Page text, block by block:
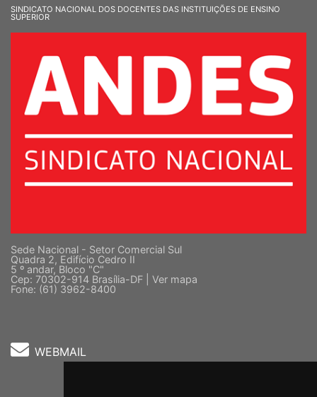
SINDICATO NACIONAL DOS DOCENTES DAS INSTITUIÇÕES DE ENSINO
SUPERIOR
Sede Nacional - Setor Comercial Sul
Quadra 2, Edifício Cedro II
5 º andar, Bloco "C"
Cep: 70302-914 Brasília-DF | Ver mapa
Fone: (61) 3962-8400
WEBMAIL